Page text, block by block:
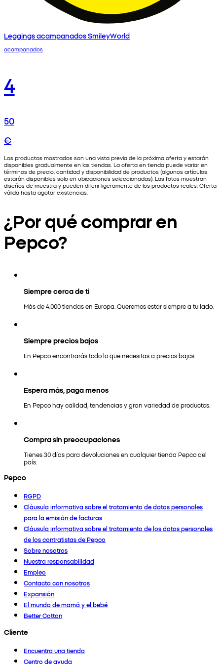
Leggings acampanados SmileyWorld
acampanados
4
50
€
Los productos mostrados son una vista previa de la próxima oferta y estarán
disponibles gradualmente en las tiendas. La oferta en tienda puede variar en
términos de precio, cantidad y disponibilidad de productos (algunos artículos
estarán disponibles solo en ubicaciones seleccionadas). Las fotos muestran
diseños de muestra y pueden diferir ligeramente de los productos reales. Oferta
válida hasta agotar existencias.
¿Por qué comprar en
Pepco?
Siempre cerca de ti
Más de 4.000 tiendas en Europa. Queremos estar siempre a tu lado.
Siempre precios bajos
En Pepco encontrarás todo lo que necesitas a precios bajos.
Espera más, paga menos
En Pepco hay calidad, tendencias y gran variedad de productos.
Compra sin preocupaciones
Tienes 30 días para devoluciones en cualquier tienda Pepco del
país.
Pepco
RGPD
Cláusula informativa sobre el tratamiento de datos personales
para la emisión de facturas
Cláusula informativa sobre el tratamiento de los datos personales
de los contratistas de Pepco
Sobre nosotros
Nuestra responsabilidad
Empleo
Contacta con nosotros
Expansión
El mundo de mamá y el bebé
Better Cotton
Cliente
Encuentra una tienda
Centro de ayuda